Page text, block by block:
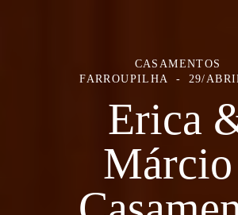
CASAMENTOS
FARROUPILHA
29/
Erica
Márcio